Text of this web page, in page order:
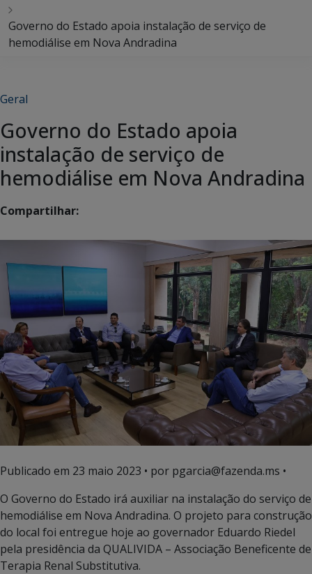
Governo do Estado apoia instalação de serviço de
hemodiálise em Nova Andradina
Geral
Governo do Estado apoia
instalação de serviço de
hemodiálise em Nova Andradina
Compartilhar:
Publicado em 23 maio 2023 • por pgarcia@fazenda.ms •
O Governo do Estado irá auxiliar na instalação do serviço de
hemodiálise em Nova Andradina. O projeto para construção
do local foi entregue hoje ao governador Eduardo Riedel
pela presidência da QUALIVIDA – Associação Beneficente de
Terapia Renal Substitutiva.